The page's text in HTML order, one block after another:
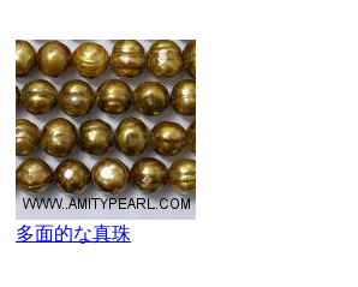
多面的な真珠